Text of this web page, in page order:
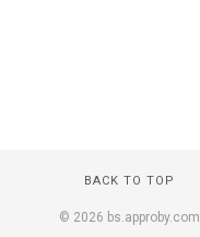
BACK TO TOP
© 2026 bs.approby.com